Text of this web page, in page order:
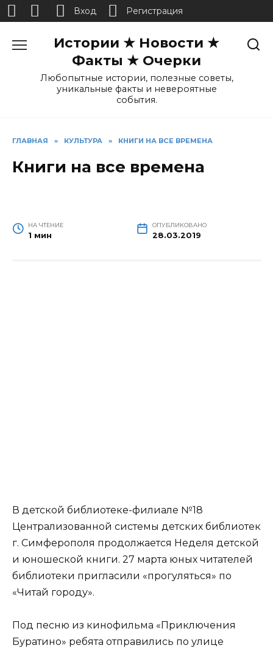
Истории ★ Новости ★
Факты ★ Очерки
Любопытные истории, полезные советы,
уникальные факты и невероятные
события.
ГЛАВНАЯ » КУЛЬТУРА » КНИГИ НА ВСЕ ВРЕМЕНА
Книги на все времена
НА ЧТЕНИЕ
1 мин
ОПУБЛИКОВАНО
28.03.2019
В детской библиотеке-филиале №18
Централизованной системы детских библиотек
г. Симферополя продолжается Неделя детской
и юношеской книги. 27 марта юных читателей
библиотеки пригласили «прогуляться» по
«Читай городу».
Под песню из кинофильма «Приключения
Буратино» ребята отправились по улице
Вход Регистрация